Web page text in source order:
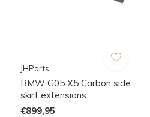
JHParts
BMW G05 X5 Carbon side
skirt extensions
€899,95